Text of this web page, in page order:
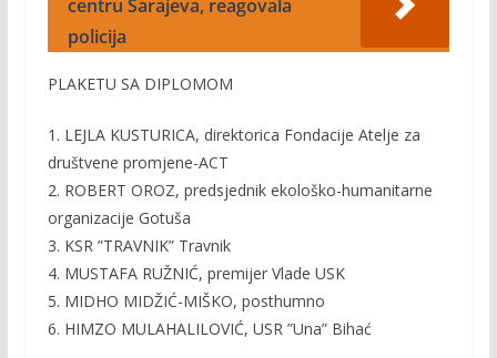
centru Sarajeva, reagovala
policija
PLAKETU SA DIPLOMOM
1. LEJLA KUSTURICA, direktorica Fondacije Atelje za
društvene promjene-ACT
2. ROBERT OROZ, predsjednik ekološko-humanitarne
organizacije Gotuša
3. KSR ”TRAVNIK” Travnik
4. MUSTAFA RUŽNIĆ, premijer Vlade USK
5. MIDHO MIDŽIĆ-MIŠKO, posthumno
6. HIMZO MULAHALILOVIĆ, USR ”Una” Bihać